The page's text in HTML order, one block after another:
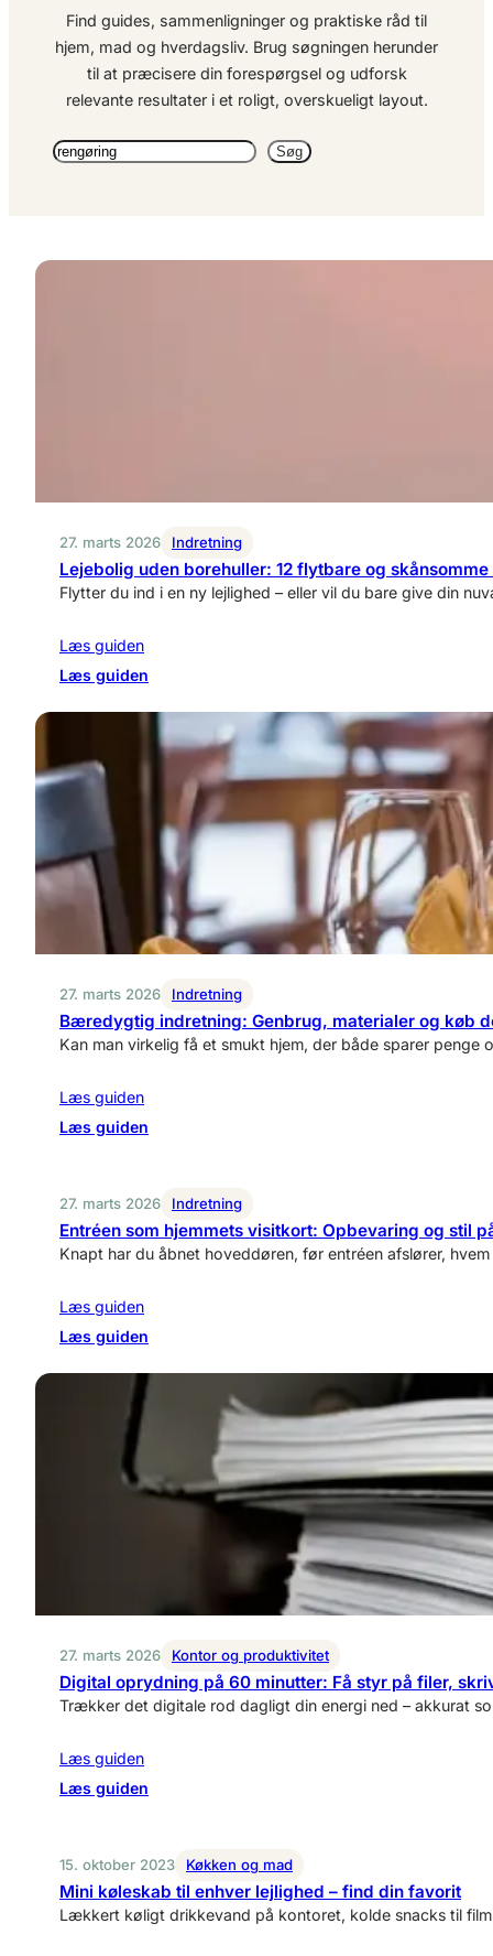
Find guides, sammenligninger og praktiske råd til
hjem, mad og hverdagsliv. Brug søgningen herunder
til at præcisere din forespørgsel og udforsk
relevante resultater i et roligt, overskueligt layout.
Søg
Søg
27. marts 2026 Indretning
Lejebolig uden borehuller: 12 flytbare og
Flytter du ind i en ny lejlighed – eller vil du bare give din
Læs guiden
Læs guiden
borehuller:
flytbare
og
skånsomme
indretningsløsninger
27. marts 2026 Indretning
Bæredygtig indretning: Genbrug, materialer og køb
Kan man virkelig få et smukt hjem, der både sparer
Læs guiden
Læs guiden
Genbrug,
materialer
og
27. marts 2026 Indretning
Entréen som hjemmets visitkort: Opbevaring og stil
Knapt har du åbnet hoveddøren, før entréen afslører,
Læs guiden
Læs guiden
som
hjemmets
Opbevaring
og
stil
27. marts 2026 Kontor og produktivitet
Digital oprydning på 60 minutter: Få styr på filer,
Trækker det digitale rod dagligt din energi ned – akkurat
Læs guiden
Læs guiden
på
60
minutter:
15. oktober 2023 Køkken og mad
Mini køleskab til enhver lejlighed – find din favorit
Lækkert køligt drikkevand på kontoret, kolde snacks til